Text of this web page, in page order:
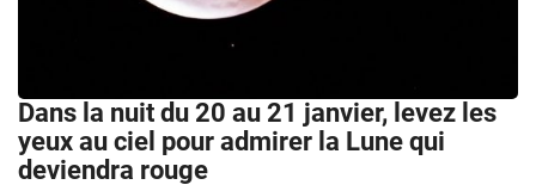
Dans la nuit du 20 au 21 janvier, levez les
yeux au ciel pour admirer la Lune qui
deviendra rouge